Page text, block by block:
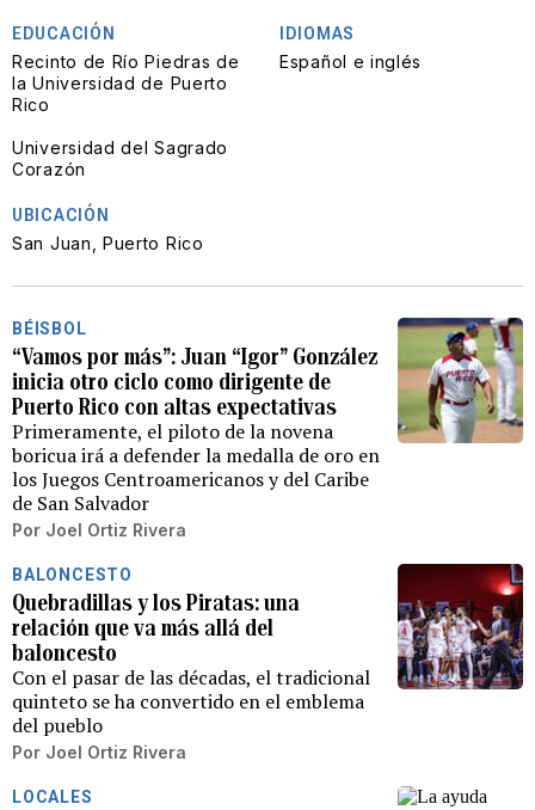
EDUCACIÓN
Recinto de Río Piedras de
la Universidad de Puerto
Rico
Universidad del Sagrado
Corazón
IDIOMAS
Español e inglés
UBICACIÓN
San Juan, Puerto Rico
BÉISBOL
“Vamos por más”: Juan “Igor” González
inicia otro ciclo como dirigente de
Puerto Rico con altas expectativas
Primeramente, el piloto de la novena
boricua irá a defender la medalla de oro en
los Juegos Centroamericanos y del Caribe
de San Salvador
Por Joel Ortiz Rivera
BALONCESTO
Quebradillas y los Piratas: una
relación que va más allá del
baloncesto
Con el pasar de las décadas, el tradicional
quinteto se ha convertido en el emblema
del pueblo
Por Joel Ortiz Rivera
LOCALES